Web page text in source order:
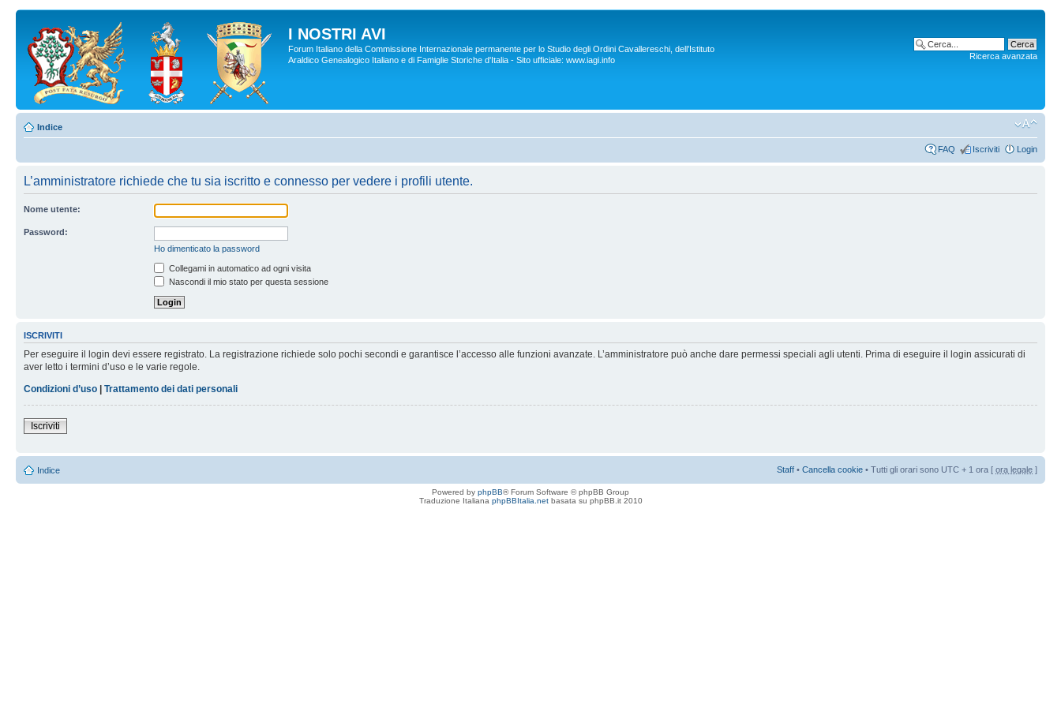
I NOSTRI AVI
Forum Italiano della Commissione Internazionale permanente per lo Studio degli Ordini Cavallereschi, dell’Istituto
Araldico Genealogico Italiano e di Famiglie Storiche d'Italia - Sito ufficiale: www.iagi.info
Ricerca avanzata
Indice
FAQ Iscriviti Login
L’amministratore richiede che tu sia iscritto e connesso per vedere i profili utente.
Nome utente:
Password:
Ho dimenticato la password
Collegami in automatico ad ogni visita
Nascondi il mio stato per questa sessione
ISCRIVITI
Per eseguire il login devi essere registrato. La registrazione richiede solo pochi secondi e garantisce l’accesso alle funzioni avanzate. L’amministratore può anche dare permessi speciali agli utenti. Prima di eseguire il login assicurati di
aver letto i termini d’uso e le varie regole.
Condizioni d’uso | Trattamento dei dati personali
Iscriviti
Indice Staff • Cancella cookie • Tutti gli orari sono UTC + 1 ora [ ora legale ]
Powered by phpBB® Forum Software © phpBB Group
Traduzione Italiana phpBBItalia.netbasata su phpBB.it 2010